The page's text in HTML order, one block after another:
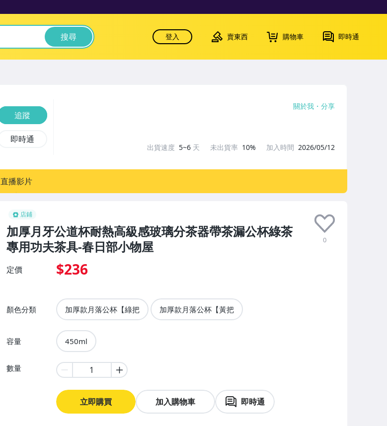
搜尋 登入 賣東西 購物車 即時通
店鋪
加厚月牙公道杯耐熱高級感玻璃分茶器帶茶漏公杯綠茶
專用功夫茶具-春日部小物屋
0
定價 $236
顏色分類 加厚款月落公杯【綠把 加厚款月落公杯【黃把
容量 450ml
數量
立即購買 加入購物車 即時通
追蹤
即時通
關於我 分享
出貨速度 5~6 天 未出貨率 10% 加入時間 2026/05/12
直播影片